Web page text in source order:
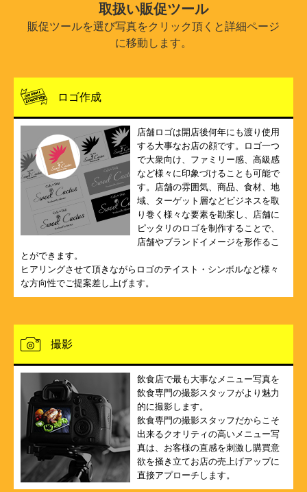
取扱い販促ツール
販促ツールを選び写真をクリック頂くと詳細ページ
に移動します。
ロゴ作成
店舗ロゴは開店後何年にも渡り使用
する大事なお店の顔です。ロゴ一つ
で大衆向け、ファミリー感、高級感
など様々に印象づけることも可能で
す。店舗の雰囲気、商品、食材、地
域、ターゲット層などビジネスを取
り巻く様々な要素を勘案し、店舗に
ピッタリのロゴを制作することで、
店舗やブランドイメージを形作るこ
とができます。
ヒアリングさせて頂きながらロゴのテイスト・シンボルなど様々
な方向性でご提案差し上げます。
撮影
飲食店で最も大事なメニュー写真を
飲食専門の撮影スタッフがより魅力
的に撮影します。
飲食専門の撮影スタッフだからこそ
出来るクオリティの高いメニュー写
真は、お客様の直感を刺激し購買意
欲を掻き立てお店の売上げアップに
直接アプローチします。